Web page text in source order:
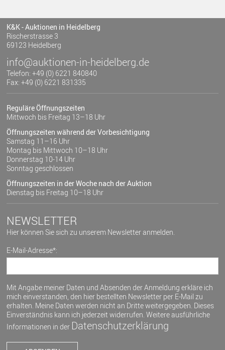
K&K - Auktionen in Heidelberg
Rischerstrasse 3
69123 Heidelberg
info@auktionen-in-heidelberg.de
Telefon: +49 (0) 6221 840840
Fax: +49 (0) 6221 831335
Reguläre Öffnungszeiten
Mittwoch bis Freitag 13–18 Uhr
Öffnungszeiten während der Vorbesichtigung
Samstag 11–16 Uhr
Montag bis Mittwoch 10–18 Uhr
Donnerstag 10-14 Uhr
Sonntag geschlossen
Öffnungszeiten in der Woche nach der Auktion
Dienstag bis Freitag 10–18 Uhr
NEWSLETTER
Hier können Sie sich zu unserem Newsletter anmelden.
E-Mail-Adresse*:
Mit Angabe meiner Daten und Absenden der Anmeldung erkläre ich
mich einverstanden, den hier bestellten Newsletter per E-Mail zu
erhalten. Meine Daten werden nicht an Dritte weitergegeben. Dieses
Einverständnis kann ich jederzeit widerrufen. Weitere ausführliche
Informationen in der Datenschutzerklärung